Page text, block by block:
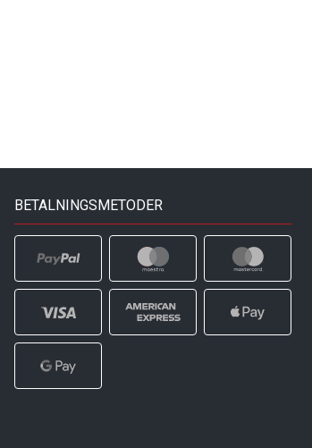
BETALNINGSMETODER